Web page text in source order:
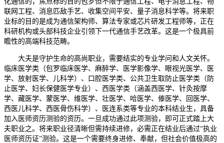
联网工程、消息匹敌手艺、收集空间平安、量子消息科学等。将来职
业标的目的是成为通信架构师、算法专家或芯片研发工程师等，正在
科研机构或头部科技企业引领下一代通信手艺改革。这是一个极具前
瞻性的高端科技范畴。
大夫是守护生命的高尚职业，需要结实的专业学问和人文关怀。
临床医学类（包罗临床医学、麻醉学、医学影像学、眼视光医学、医
学、放射医学、儿科学）、口腔医学类、公共卫生取防止医学类（防
止医学、妇长保健医学专业）、西医学类（涵盖西医学、针灸按摩
学、藏医学、蒙医学、维医学、壮医学、哈医学、傣医学、回医学、
西医儿科学、西医骨伤科学）、医连系类等专业的本科结业生，具备
加入医师资历测验的资历。一旦成功通过此项测验，即可正式踏上大
夫职业之。将来职业径清晰但需持续进修，必需正在结业后通过“执业
医师资历证”测验。这是一个需要终身进修、奉献，但社会价值极高的